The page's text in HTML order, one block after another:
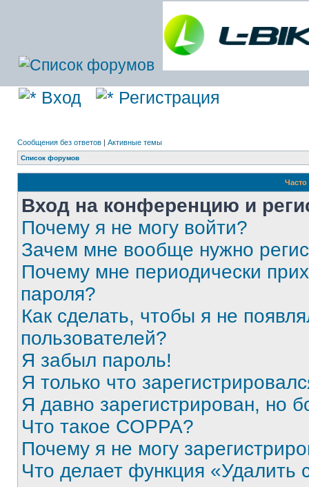
Вход Регистрация
Сообщения без ответов | Активные темы
Список форумов
Вход на конференцию и
Почему я не могу войти?
Зачем мне вообще нужно
Почему мне периодически
пароля?
Как сделать, чтобы я не
пользователей?
Я забыл пароль!
Я только что
Я давно зарегистрирован, но
Что такое COPPA?
Почему я не могу
Что делает функция «Удалить